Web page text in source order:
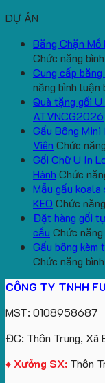
DỰ ÁN
Băng Chặn Mồ
Chức năng
Cung cấp
năng bình luận
Quà tặng gối
ATVNCG2026
Gấu Bông Mini
Viên Chức
Gối Chữ U In
Hành Chức
Mẫu gấu
KEO Chức
Đặt hàng gối
cầu Chức
Gấu bông
Chức năng
CÔNG TY TNHH
MST: 0108958687
ĐC: Thôn Trung, Xã
♦ Xưởng SX: Thôn